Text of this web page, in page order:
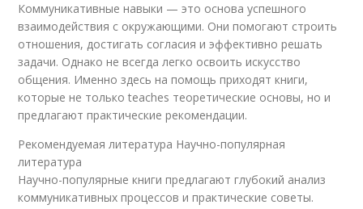
Коммуникативные навыки — это основа успешного
взаимодействия с окружающими. Они помогают строить
отношения, достигать согласия и эффективно решать
задачи. Однако не всегда легко освоить искусство
общения. Именно здесь на помощь приходят книги,
которые не только teaches теоретические основы, но и
предлагают практические рекомендации.
Рекомендуемая литература Научно-популярная
литература
Научно-популярные книги предлагают глубокий анализ
коммуникативных процессов и практические советы.